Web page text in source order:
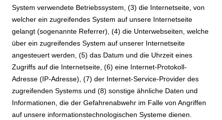
System verwendete Betriebssystem, (3) die Internetseite, von
welcher ein zugreifendes System auf unsere Internetseite
gelangt (sogenannte Referrer), (4) die Unterwebseiten, welche
über ein zugreifendes System auf unserer Internetseite
angesteuert werden, (5) das Datum und die Uhrzeit eines
Zugriffs auf die Internetseite, (6) eine Internet-Protokoll-
Adresse (IP-Adresse), (7) der Internet-Service-Provider des
zugreifenden Systems und (8) sonstige ähnliche Daten und
Informationen, die der Gefahrenabwehr im Falle von Angriffen
auf unsere informationstechnologischen Systeme dienen.